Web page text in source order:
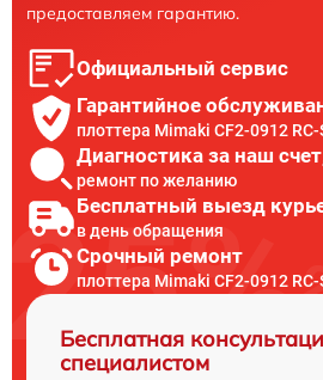
предоставляем гарантию.
Официальный сервис
Гарантийное
плоттера Mimaki CF2-0912 RC-
Диагностика за наш
ремонт по желанию
Бесплатный выезд
в день обращения
Срочный ремонт
плоттера Mimaki CF2-0912
Бесплатная
специалистом